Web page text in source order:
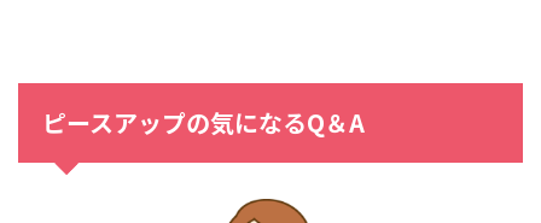
ピースアップの気になるQ＆A